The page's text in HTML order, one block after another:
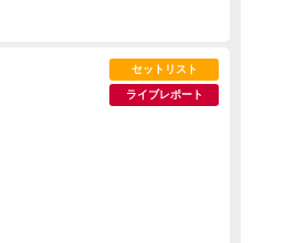
セットリスト
ライブレポート